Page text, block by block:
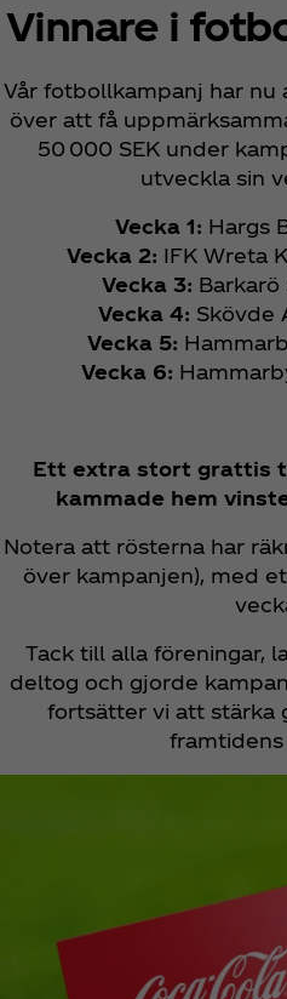
Vinnare i
Vår fotbollkampanj har nu
över att få
50 000 SEK under
utveckla sin
Vecka 1: Hargs
Vecka 2: IFK Wreta
Vecka 3: Barkarö
Vecka 4: Skövde
Vecka 5:
Vecka 6:
Ett extra stort grattis
kammade hem
Notera att rösterna har
över kampanjen), med
Tack till alla föreningar,
deltog och gjorde
fortsätter vi att stärka
framtidens